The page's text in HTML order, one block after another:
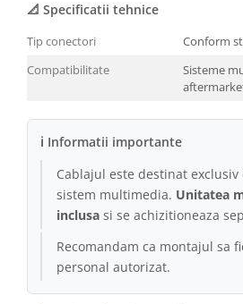
Conectică Opel
Conectică Skoda
Conectică Honda
Conectică Chevrolet
Conectică Suzuki
Conectică Renault
Conectică Kia
📐 Specificatii tehnice
Tip conectori
Conform
Compatibilitate
Sisteme
ℹ Informatii importante
Cablajul este destinat
sistem multimedia. Unitatea
inclusa si se achizitioneaza
Recomandam ca montajul sa
personal autorizat.